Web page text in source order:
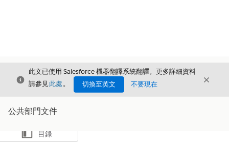
結束
此文已使用 Salesforce 機器翻譯系統翻譯。更多詳細資料
請參見此處。 切換至英文 不要現在 結束
公共部門文件
顯示目錄
目錄